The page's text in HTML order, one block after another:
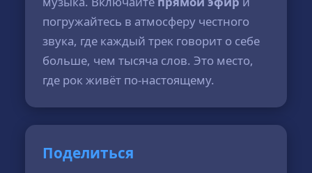
погружайтесь в атмосферу честного
звука, где каждый трек говорит о себе
больше, чем тысяча слов. Это место,
где рок живёт по-настоящему.
Поделиться